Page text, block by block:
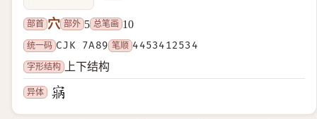
部首 穴 部外 5 总笔画 10
统一码 CJK 7A89 笔顺 4453412534
字形结构
上下结构
异体